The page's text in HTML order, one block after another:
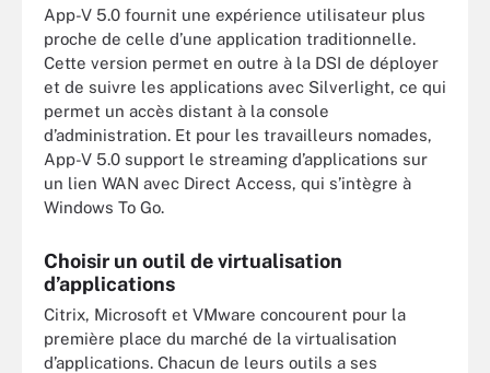
App-V 5.0 fournit une expérience utilisateur plus
proche de celle d’une application traditionnelle.
Cette version permet en outre à la DSI de déployer
et de suivre les applications avec Silverlight, ce qui
permet un accès distant à la console
d’administration. Et pour les travailleurs nomades,
App-V 5.0 support le streaming d’applications sur
un lien WAN avec Direct Access, qui s’intègre à
Windows To Go.
Choisir un outil de virtualisation
d’applications
Citrix, Microsoft et VMware concourent pour la
première place du marché de la virtualisation
d’applications. Chacun de leurs outils a ses